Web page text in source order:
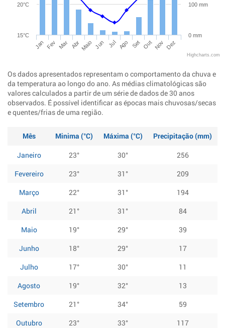
Jan Fev Mar Abr Maio Jun Jul Ago Set Out Nov Dez
15°C
20°C
0 mm
100 mm
Highcharts.com
Os dados apresentados representam o comportamento da chuva e
da temperatura ao longo do ano. As médias climatológicas são
valores calculados a partir de um série de dados de 30 anos
observados. É possível identificar as épocas mais chuvosas/secas
e quentes/frias de uma região.
Mês Minima (°C) Máxima (°C)
Precipitação (mm)
Janeiro
23° 30°
256
Fevereiro
23° 31°
209
Março
22° 31°
194
Abril
21° 31°
84
Maio
19° 29°
39
Junho
18° 29°
17
Julho
17° 30°
11
Agosto
19° 32°
13
Setembro
21° 34°
59
Outubro
23° 33°
117